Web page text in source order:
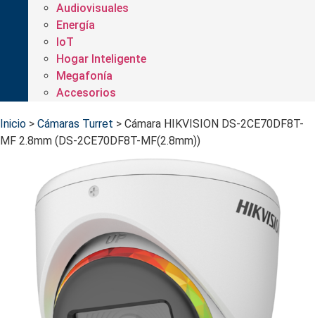
Audiovisuales
Energía
IoT
Hogar Inteligente
Megafonía
Accesorios
Inicio > Cámaras Turret > Cámara HIKVISION DS-2CE70DF8T-
MF 2.8mm (DS-2CE70DF8T-MF(2.8mm))